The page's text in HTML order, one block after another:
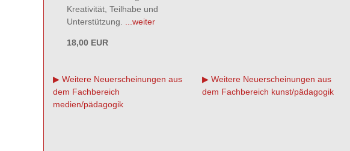
Kreativität, Teilhabe und
Unterstützung.
...weiter
18,00 EUR
Weitere Neuerscheinungen aus
dem Fachbereich
medien/pädagogik
Weitere Neuerscheinungen aus
dem Fachbereich kunst/pädagogik